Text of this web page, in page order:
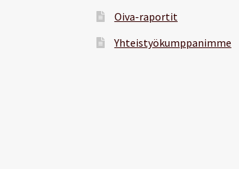
Oiva-raportit
Yhteistyökumppanimme